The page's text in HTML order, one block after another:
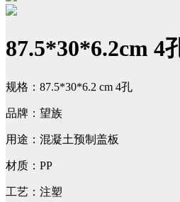
87.5*30*6.2cm 4
规格：87.5*30*6.2 cm 4孔
品牌：望族
用途：混凝土预制盖板
材质：PP
工艺：注塑